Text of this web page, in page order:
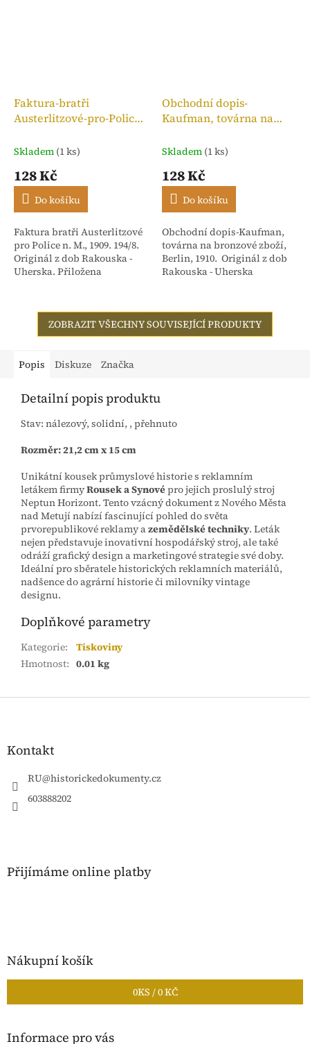
Faktura-bratři
Austerlitzové-pro-Police
Skladem (1 ks)
128 Kč
Do košíku
Faktura bratři Austerlitzové
pro Police n. M., 1909. 194/8.
Originál z dob Rakouska -
Uherska. Přiložena
dříve Isac...
Obchodní dopis-
Kaufman, továrna na
Skladem (1 ks)
128 Kč
Do košíku
Obchodní dopis-Kaufman,
továrna na bronzové zboží,
Berlin, 1910. Originál z dob
Rakouska - Uherska
ZOBRAZIT VŠECHNY SOUVISEJÍCÍ PRODUKTY
Popis Diskuze Značka
Detailní popis produktu
Stav: nálezový, solidní, , přehnuto
Rozměr: 21,2 cm x 15 cm
Unikátní kousek průmyslové historie s reklamním
letákem firmyRousek a Synovépro jejich proslulý stroj
Neptun Horizont. Tento vzácný dokument z Nového Města
nad Metují nabízí fascinující pohled do světa
prvorepublikové reklamy azemědělské techniky. Leták
nejen představuje inovativní hospodářský stroj, ale také
odráží grafický design a marketingové strategie své doby.
Ideální pro sběratele historických reklamních materiálů,
nadšence do agrární historie či milovníky vintage
designu.
Doplňkové parametry
Kategorie:
Tiskoviny
Hmotnost: 0.01 kg
Z
Kontakt
RU@historickedokumenty.cz
603888202
Přijímáme online platby
Nákupní košík
0KS /0 KČ
Informace pro vás